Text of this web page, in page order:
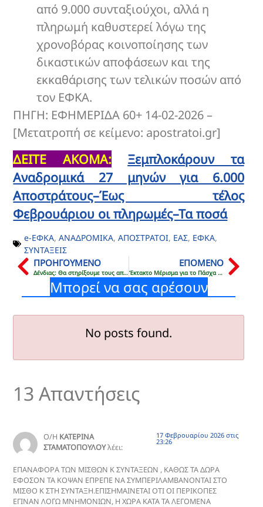
από 9.000 συνταξιούχοι, αλλά η
πληρωμή καθυστερεί λόγω της
χρονοβόρας κοινοποίησης των
δικαστικών αποφάσεων και της
εκκαθάρισης των τελικών ποσών από
τον ΕΦΚΑ.
ΠΗΓΗ: ΕΦΗΜΕΡΙΔΑ 60+ 14-02-2026 –
[Μετατροπή σε κείμενο: apostratoi.gr]
ΔΕΙΤΕ ΑΚΟΜΑ:
Ξεμπλοκάρουν τα
Αναδρομικά 27 μηνών για 6.000
Αποστράτους–Έως τέλος
Φεβρουάριου οι πληρωμές–Τα ποσά
e-ΕΦΚΑ,ΑΝΑΔΡΟΜΙΚΑ,ΑΠΟΣΤΡΑΤΟΙ, ΕΑΣ, ΕΦΚΑ,
ΣΥΝΤΑΞΕΙΣ
ΠΡΟΗΓΟΥΜΕΝΟ
Δένδιας: Θα στηρίξουμε τους απόστρατους ώστε να βρουν άλλη δουλειά στην αγορά εργασίας (ΒΙΝΤΕΟ)
ΕΠΟΜΕΝΟ
Έκτακτο Μέρισμα για το Πάσχα στους απόστρατους
Μπορεί να σας αρέσουν
No posts found.
13 Απαντήσεις
Ο/Η ΚΑΤΕΡΙΝΑ
ΣΤΑΜΑΤΟΠΟΥΛΟΥλέει:
17 Φεβρουαρίου 2026 στις
23:26
ΕΠΑΝΑΦΟΡΑ ΤΩΝ ΜΙΣΘΩΝ Κ ΣΥΝΤΑΞΕΩΝ , ΚΑΘΩΣ ΤΑ ΔΩΡΑ
ΕΦΟΣΟΝ ΤΑ ΚΟΨΑΝ ΕΠΡΕΠΕ ΝΑ ΣΥΜΠΕΡΙΛΑΜΒΑΝΟΝΤΑΙ ΣΤΟ
ΜΙΣΘΟ Κ ΣΤΗ ΣΥΝΤΑΞΗ.ΕΠΙΣΗΜΑΙΝΕΤΑΙ ΟΤΙ ΟΙ ΠΕΡΙΚΟΠΕΣ
ΕΓΙΝΑΝ ΛΟΓΩ ΜΝΗΜΟΝΙΩΝ, Η ΧΩΡΑ ΚΑΤΑ ΤΑ ΛΕΓΟΜΕΝΑ